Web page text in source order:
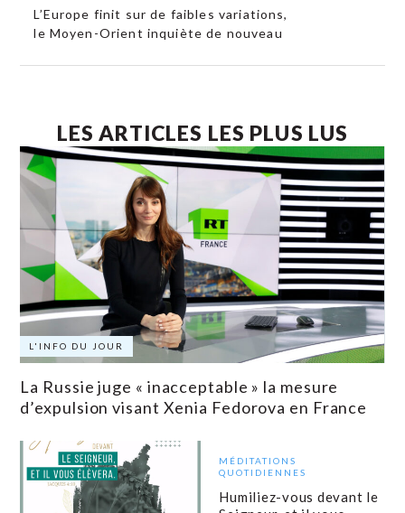
L’Europe finit sur de faibles variations,
le Moyen-Orient inquiète de nouveau
LES ARTICLES LES PLUS LUS
L'INFO DU JOUR
La Russie juge « inacceptable » la mesure
d’expulsion visant Xenia Fedorova en France
MÉDITATIONS
QUOTIDIENNES
Humiliez-vous devant le